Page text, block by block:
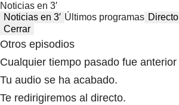
Noticias en 3′
Noticias en 3′ Últimos programas Directo
Cerrar
Otros episodios
Cualquier tiempo pasado fue anterior
Tu audio se ha acabado.
Te redirigiremos al directo.